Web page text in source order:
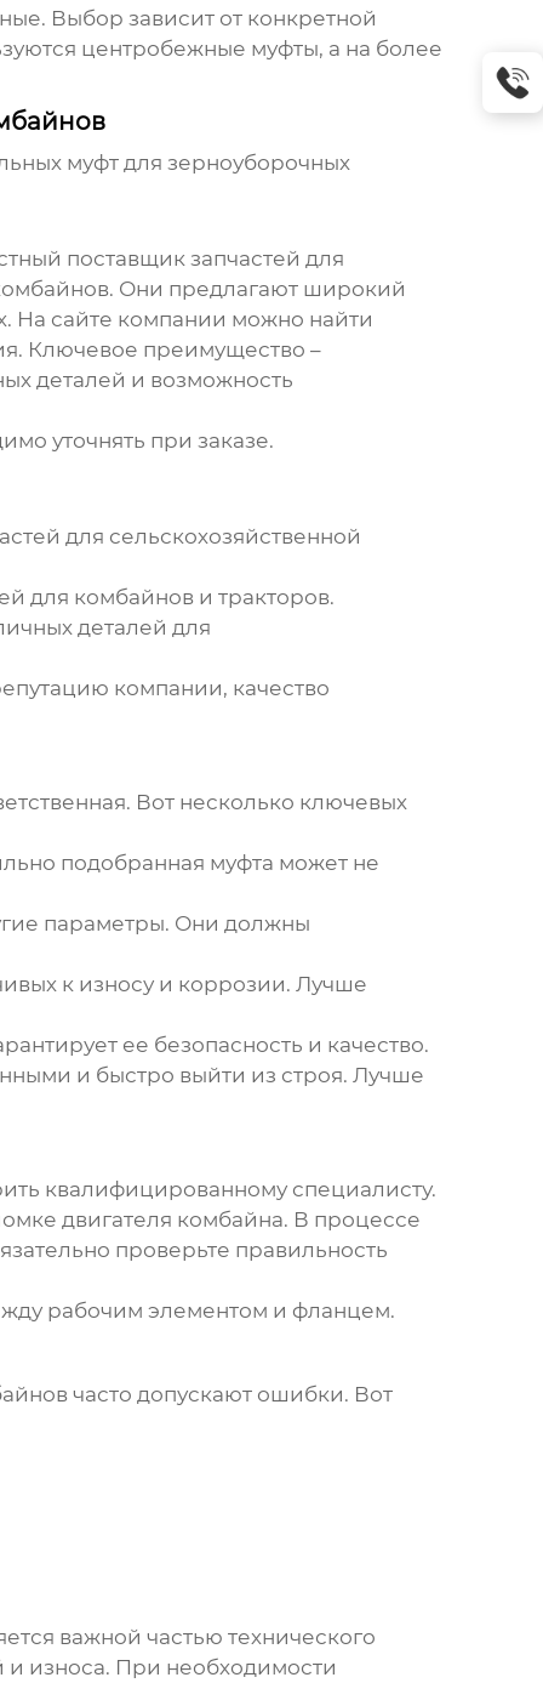
Выбор зависит от конкретной
центробежные муфты, а на более
муфт для зерноуборочных
поставщик запчастей для
. Они предлагают широкий
На сайте компании можно найти
Ключевое преимущество –
деталей и возможность
уточнять при заказе.
для сельскохозяйственной
для комбайнов и тракторов.
деталей для
компании, качество
Вот несколько ключевых
подобранная муфта может не
параметры. Они должны
к износу и коррозии. Лучше
ее безопасность и качество.
и быстро выйти из строя. Лучше
квалифицированному специалисту.
двигателя комбайна. В процессе
проверьте правильность
рабочим элементом и фланцем.
часто допускают ошибки. Вот
важной частью технического
износа. При необходимости